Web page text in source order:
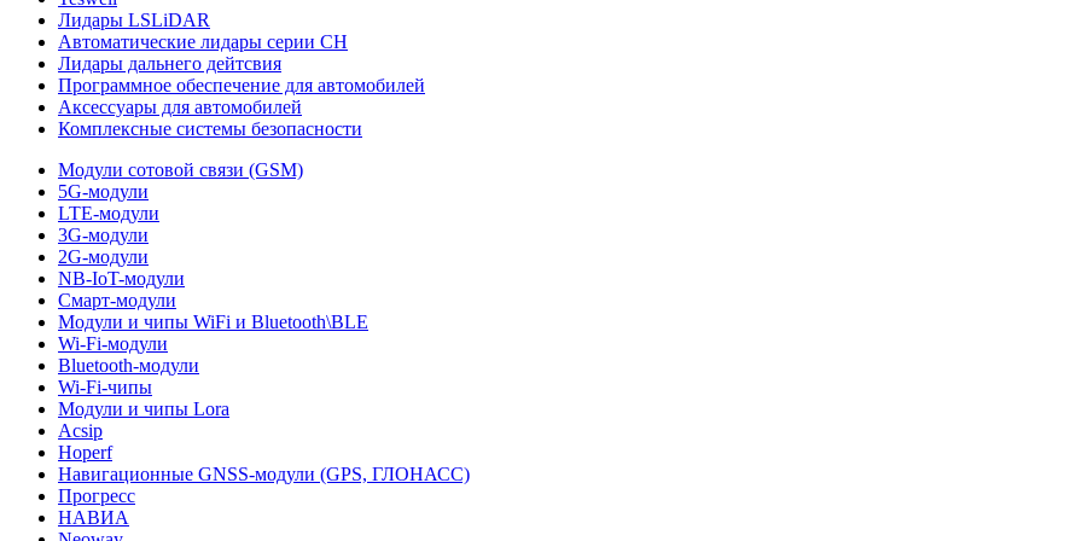
Лидары LSLiDAR
Автоматические лидары серии CH
Лидары дальнего дейтсвия
Программное обеспечение для автомобилей
Аксессуары для автомобилей
Комплексные системы безопасности
Модули сотовой связи (GSM)
5G-модули
LTE-модули
3G-модули
2G-модули
NB-IoT-модули
Смарт-модули
Модули и чипы WiFi и Bluetooth\BLE
Wi-Fi-модули
Bluetooth-модули
Wi-Fi-чипы
Модули и чипы Lora
Acsip
Hoperf
Навигационные GNSS-модули (GPS, ГЛОНАСС)
Прогресс
НАВИА